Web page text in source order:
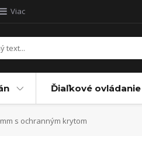
Viac
Ďiaľkové ovládanie
s ochranným krytom